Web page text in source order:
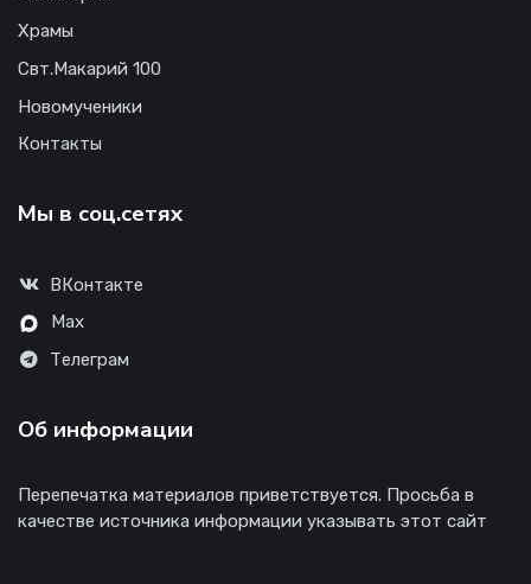
Храмы
Свт.Макарий 100
Новомученики
Контакты
Мы в соц.сетях
ВКонтакте
Max
Телеграм
Об информации
Перепечатка материалов приветствуется. Просьба в
качестве источника информации указывать этот сайт